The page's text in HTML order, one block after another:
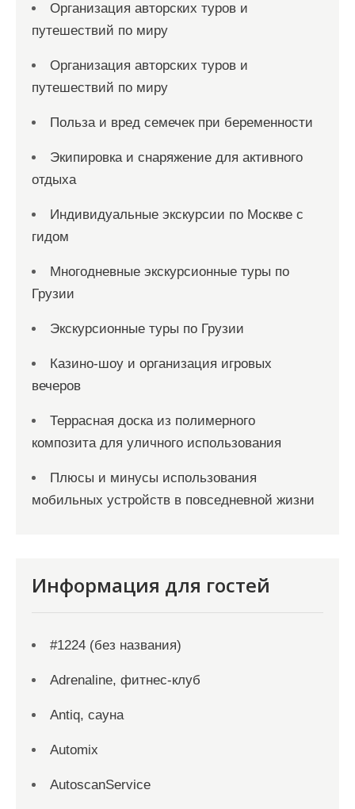
Организация авторских туров и
путешествий по миру
Организация авторских туров и
путешествий по миру
Польза и вред семечек при беременности
Экипировка и снаряжение для активного
отдыха
Индивидуальные экскурсии по Москве с
гидом
Многодневные экскурсионные туры по
Грузии
Экскурсионные туры по Грузии
Казино-шоу и организация игровых
вечеров
Террасная доска из полимерного
композита для уличного использования
Плюсы и минусы использования
мобильных устройств в повседневной жизни
Информация для гостей
#1224 (без названия)
Adrenaline, фитнес-клуб
Antiq, сауна
Automix
AutoscanService